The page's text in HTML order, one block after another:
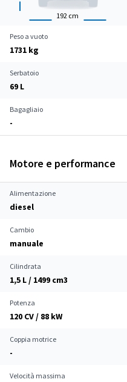
192 cm
Peso a vuoto
1731 kg
Serbatoio
69 L
Bagagliaio
-
Motore e performance
Alimentazione
diesel
Cambio
manuale
Cilindrata
1,5 L / 1499 cm3
Potenza
120 CV / 88 kW
Coppia motrice
-
Velocità massima